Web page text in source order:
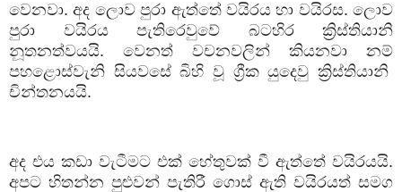
වෙනවා. අද ලොව පුරා ඇත්තේ වයිරය හා වයිරස. ලොව
පුරා වයිරය පැතිරෙවුවේ බටහිර ක්‍රිස්තියානි
නූතනත්වයයි. වෙනත් වචනවලින් කියනවා නම්
පහළොස්වැනි සියවසේ බිහි වූ ග්‍රීක යුදෙවු ක්‍රිස්තියානි
චින්තනයයි.
අද එය කඩා වැටීමට එක් හේතුවක් වී ඇත්තේ වයිරයයි.
අපට හිතන්න පුළුවන් පැතිරී ගොස් ඇති වයිරයත් සමග